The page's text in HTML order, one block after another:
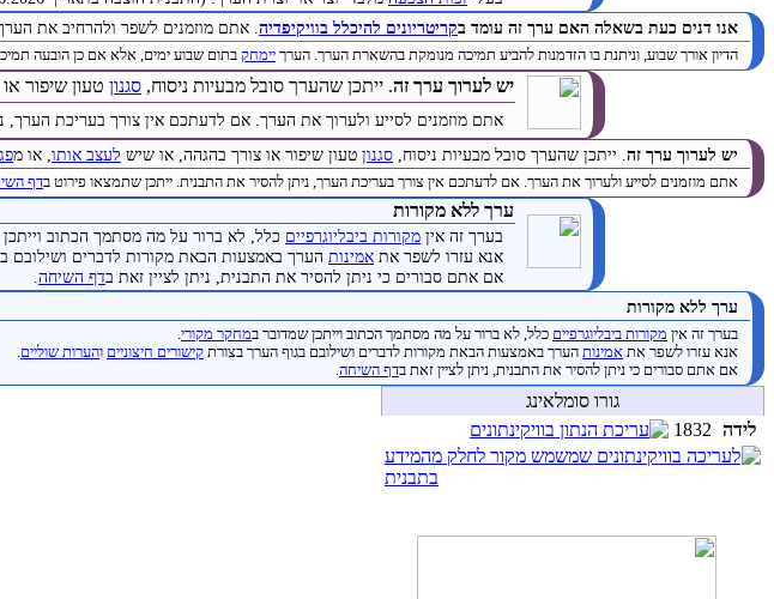
אנו דנים כעת בשאלה האם ערך זה עומד בקריטריונים להיכלל בוויקיפדיה. אתם מוזמנים לשפר ולהרחיב את
הדיון אורך שבוע, וניתנת בו הזדמנות להביע תמיכה מנומקת בהשארת הערך. הערך יימחק בתום שבוע ימים, אלא אם כן הובעה
יש לערוך ערך זה. ייתכן שהערך סובל מבעיות ניסוח, סגנון טעון שיפור
אתם מוזמנים לסייע ולערוך את הערך. אם לדעתכם אין צורך בעריכת הערך,
יש לערוך ערך זה. ייתכן שהערך סובל מבעיות ניסוח, סגנון טעון שיפור או צורך בהגהה, או שיש לעצב אותו, או מ
אתם מוזמנים לסייע ולערוך את הערך. אם לדעתכם אין צורך בעריכת הערך, ניתן להסיר את התבנית. ייתכן שתמצאו פירוט בדף
ערך ללא מקורות
בערך זה אין מקורות ביבליוגרפיים כלל, לא ברור על מה מסתמך הכתוב
אנא עזרו לשפר את אמינות הערך באמצעות הבאת מקורות לדברים ושילובם
אם אתם סבורים כי ניתן להסיר את התבנית, ניתן לציין זאת בדף השיחה.
ערך ללא מקורות
בערך זה אין מקורות ביבליוגרפיים כלל, לא ברור על מה מסתמך הכתוב וייתכן שמדובר במחקר מקורי.
אנא עזרו לשפר את אמינות הערך באמצעות הבאת מקורות לדברים ושילובם בגוף הערך בצורת קישורים חיצוניים והערות שוליים.
אם אתם סבורים כי ניתן להסיר את התבנית, ניתן לציין זאת בדף השיחה.
גורו סומלאינג
לידה 1832